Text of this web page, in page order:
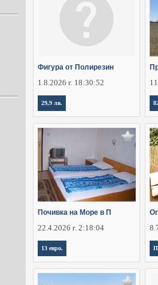
Фигура от Полирезин
1.8.2026 г. 18:30:52
29,9 лв.
Почивка на Море в П
22.4.2026 г. 2:18:04
13 евро.